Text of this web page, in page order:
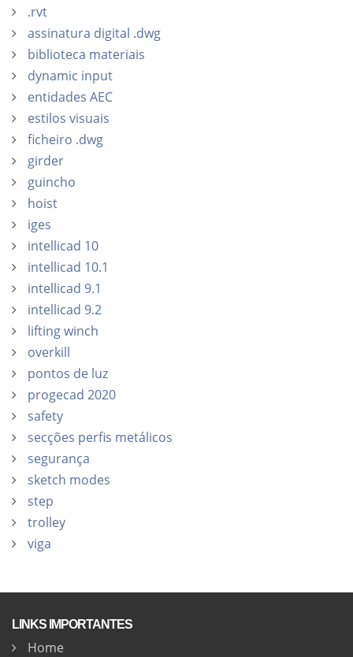
.rvt
assinatura digital .dwg
biblioteca materiais
dynamic input
entidades AEC
estilos visuais
ficheiro .dwg
girder
guincho
hoist
iges
intellicad 10
intellicad 10.1
intellicad 9.1
intellicad 9.2
lifting winch
overkill
pontos de luz
progecad 2020
safety
secções perfis metálicos
segurança
sketch modes
step
trolley
viga
LINKS IMPORTANTES
Home